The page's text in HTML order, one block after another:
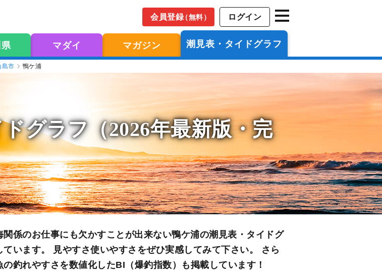
会員登録（無料） ログイン
マダイ マガジン 潮見表・タイドグラフ
島市 鴨ケ浦
グラフ（2026年最新版・完
係のお仕事にも欠かすことが出来ない鴨ケ浦の潮見表・タイドグ
います。 見やすさ使いやすさをぜひ実感してみて下さい。 さら
釣れやすさを数値化したBI（爆釣指数）も掲載しています！